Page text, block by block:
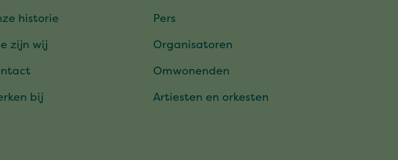
historie
zijn wij
bij
Pers
Organisatoren
Omwonenden
Artiesten en orkesten